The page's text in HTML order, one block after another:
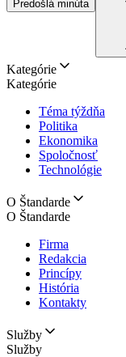
Predošlá minúta
Kategórie
Kategórie
Téma týždňa
Politika
Ekonomika
Spoločnosť
Technológie
O Štandarde
O Štandarde
Firma
Redakcia
Princípy
História
Kontakty
Služby
Služby